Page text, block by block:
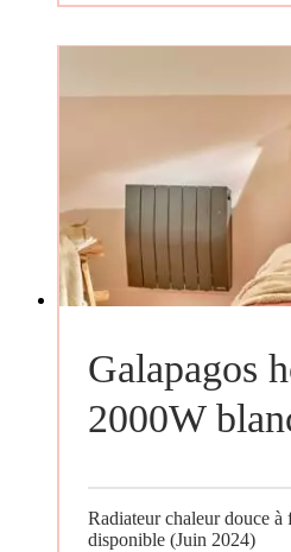
Galapagos
2000W
Radiateur chaleur douce
disponible (Juin 2024)